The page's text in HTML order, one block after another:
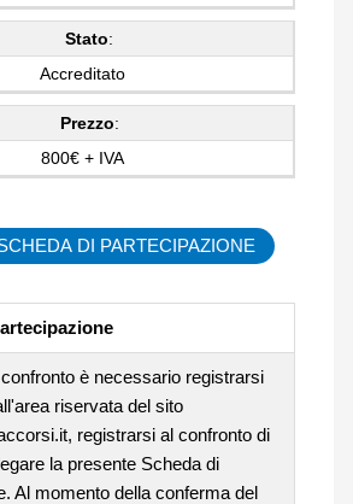
Stato:
Accreditato
Prezzo:
800€ + IVA
DI PARTECIPAZIONE
è necessario registrarsi
riservata del sito
registrarsi al confronto di
la presente Scheda di
Al momento della conferma del